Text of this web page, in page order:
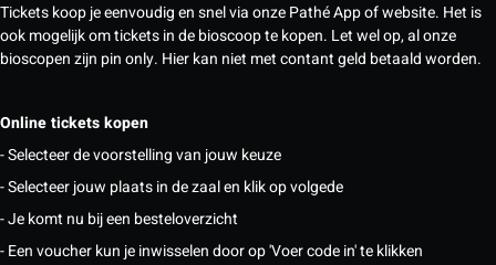
Tickets koop je eenvoudig en snel via onze Pathé App of website. Het is
ook mogelijk om tickets in de bioscoop te kopen. Let wel op, al onze
bioscopen zijn pin only. Hier kan niet met contant geld betaald worden.
Online tickets kopen
- Selecteer de voorstelling van jouw keuze
- Selecteer jouw plaats in de zaal en klik op volgede
- Je komt nu bij een besteloverzicht
- Een voucher kun je inwisselen door op 'Voer code in' te klikken